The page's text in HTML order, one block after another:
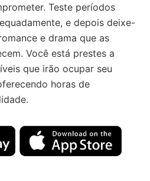
Teste períodos
e depois deixe-
e drama que as
Você está prestes a
que irão ocupar seu
horas de